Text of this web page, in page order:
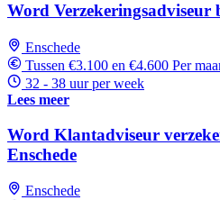
Word Verzekeringsadviseur
Enschede
Tussen €3.100 en €4.600 Per
32 - 38 uur per week
Lees meer
Word Klantadviseur
Enschede
Enschede